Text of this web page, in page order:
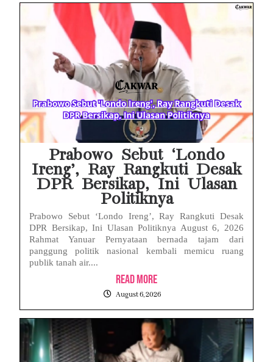
Baterai Apple Watch Cepat Boros? Ini Penyebab dan Cara Mengatasinya
HP Huawei Cepat Panas? Ini Penyebab Utama dan Cara Mengatasinya
HP Realme Kena Air Tidak Bisa Dicas? Jangan Langsung Charge, Ini Solusinya
Eks Jampidsus Febrie Adriansyah Tersangka Korupsi Asabri Tapi Masih Terima Gaji: Mengapa Begitu?
Prabowo Sebut ‘Londo
Ireng’, Ray Rangkuti Desak
DPR Bersikap, Ini Ulasan
Politiknya
Prabowo Sebut ‘Londo Ireng’, Ray Rangkuti Desak
DPR Bersikap, Ini Ulasan Politiknya August 6, 2026
Rahmat Yanuar Pernyataan bernada tajam dari
panggung politik nasional kembali memicu ruang
publik tanah air....
Read More
August 6, 2026